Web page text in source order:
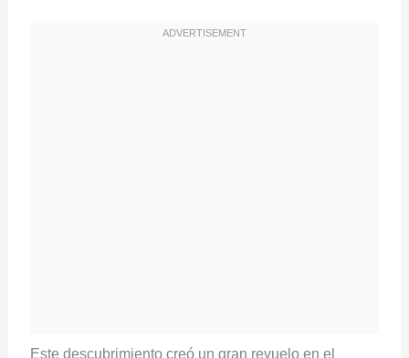
Este descubrimiento creó un gran revuelo en el